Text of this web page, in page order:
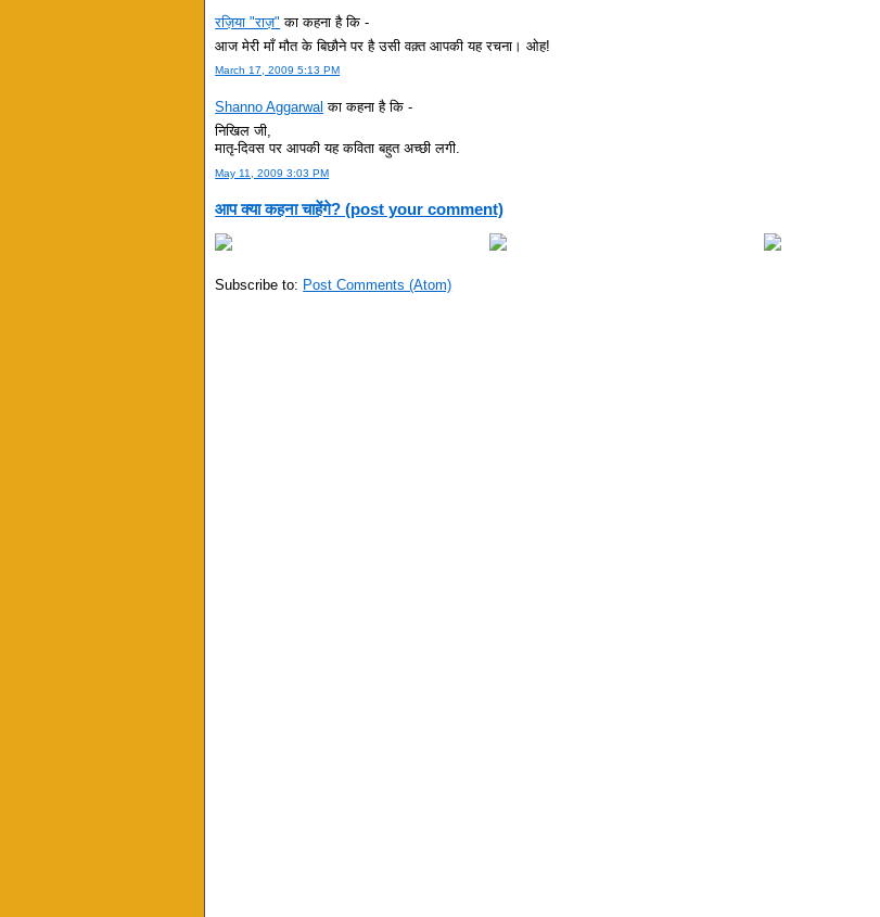
रज़िया "राज़" का कहना है कि -
आज मेरी माँ मौत के बिछौने पर है उसी वक़्त आपकी यह रचना। ओह!
March 17, 2009 5:13 PM
Shanno Aggarwal का कहना है कि -
निखिल जी,
मातृ-दिवस पर आपकी यह कविता बहुत अच्छी लगी.
May 11, 2009 3:03 PM
आप क्या कहना चाहेंगे? (post your comment)
Subscribe to: Post Comments (Atom)